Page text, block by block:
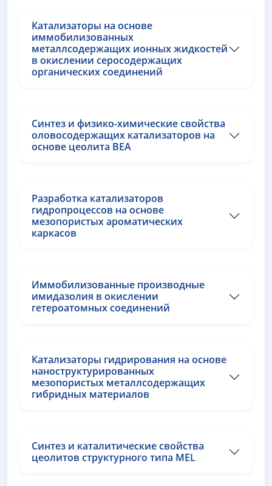
Катализаторы на основе
иммобилизованных
металлсодержащих ионных жидкостей
в окислении серосодержащих
органических соединений
Синтез и физико-химические свойства
оловосодержащих катализаторов на
основе цеолита BEA
Разработка катализаторов
гидропроцессов на основе
мезопористых ароматических
каркасов
Иммобилизованные производные
имидазолия в окислении
гетероатомных соединений
Катализаторы гидрирования на основе
наноструктурированных
мезопористых металлсодержащих
гибридных материалов
Синтез и каталитические свойства
цеолитов структурного типа MEL